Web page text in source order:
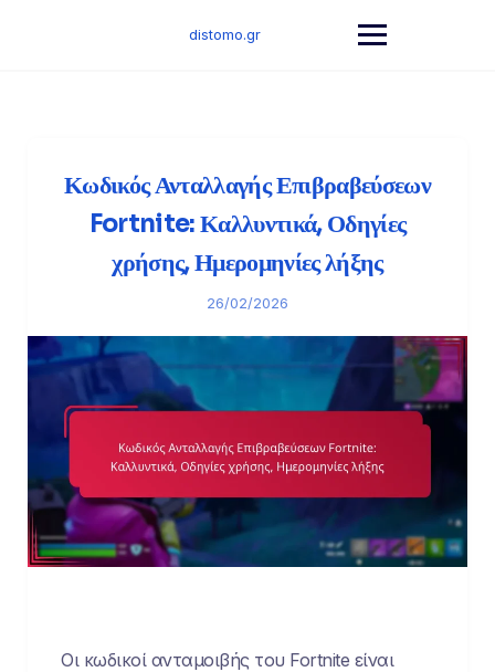
distomo.gr
Κωδικός Ανταλλαγής Επιβραβεύσεων
Fortnite: Καλλυντικά, Οδηγίες
χρήσης, Ημερομηνίες λήξης
26/02/2026
Οι κωδικοί ανταμοιβής του Fortnite είναι